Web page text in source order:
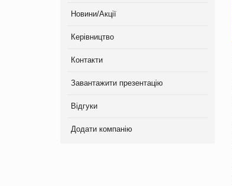
Новини/Акції
Керівництво
Контакти
Завантажити презентацію
Відгуки
Додати компанію